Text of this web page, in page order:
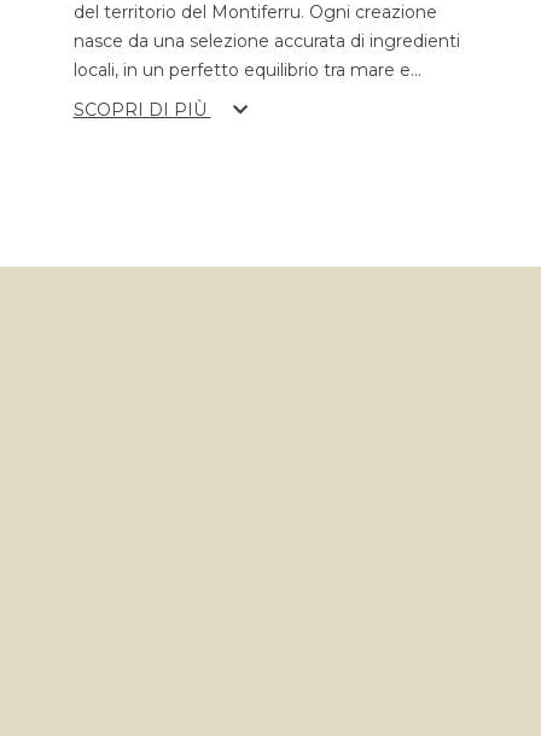
del territorio del Montiferru. Ogni creazione
nasce da una selezione accurata di ingredienti
locali, in un perfetto equilibrio tra mare e...
SCOPRI DI PIÙ